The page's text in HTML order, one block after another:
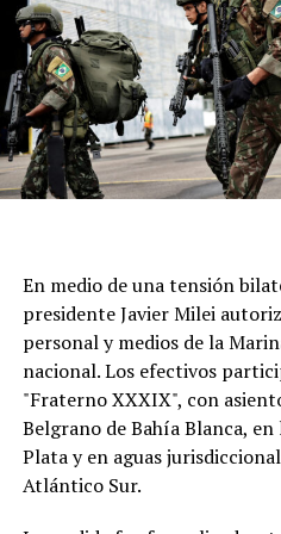
En medio de una tensión
presidente Javier Milei
personal y medios de la
nacional. Los efectivos
"Fraterno XXXIX", con
Belgrano de Bahía Blanca, en
Plata y en aguas
Atlántico Sur.